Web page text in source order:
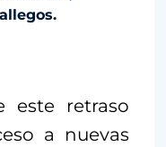
este retraso
a nuevas